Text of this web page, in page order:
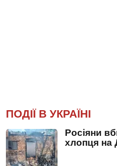
ПОДІЇ В УКРАЇНІ
Росіяни
хлопця на